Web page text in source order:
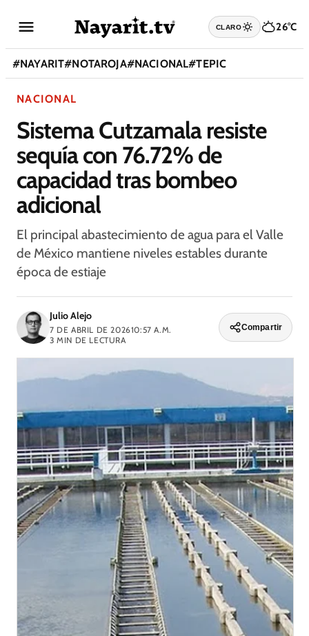
CLARO 26°C
#NAYARIT#NOTAROJA#NACIONAL#TEPIC
NACIONAL
Sistema Cutzamala resiste
sequía con 76.72% de
capacidad tras bombeo
adicional
El principal abastecimiento de agua para el Valle
de México mantiene niveles estables durante
época de estiaje
Julio Alejo
7 DE ABRIL DE 202610:57 A.M.
3 MIN DE LECTURA
Compartir